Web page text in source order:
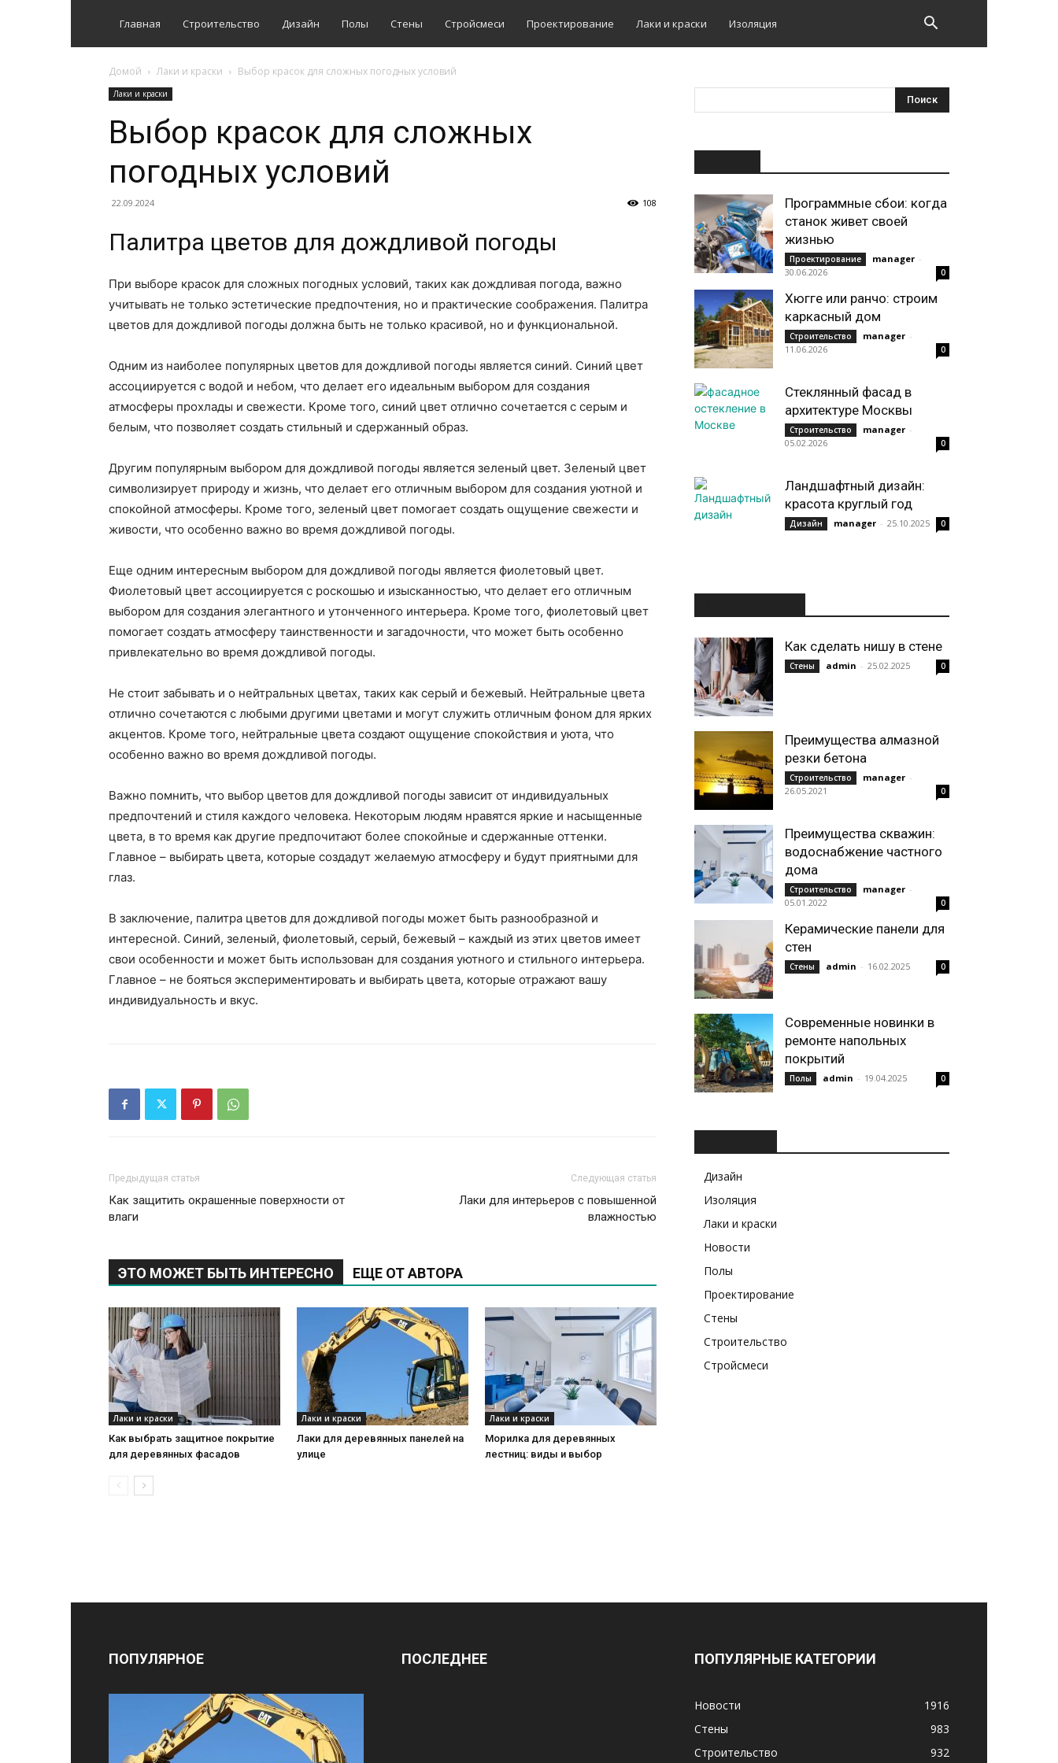
Главная Строительство Дизайн Полы Стены Стройсмеси Проектирование Лаки и краски Изоляция
Домой Лаки и краски Выбор красок для сложных погодных условий
Лаки и краски
Выбор красок для сложных
погодных условий
22.09.2024 108
Палитра цветов для дождливой погоды
При выборе красок для сложных погодных условий, таких как дождливая погода, важно
учитывать не только эстетические предпочтения, но и практические соображения. Палитра
цветов для дождливой погоды должна быть не только красивой, но и функциональной.
Одним из наиболее популярных цветов для дождливой погоды является синий. Синий цвет
ассоциируется с водой и небом, что делает его идеальным выбором для создания
атмосферы прохлады и свежести. Кроме того, синий цвет отлично сочетается с серым и
белым, что позволяет создать стильный и сдержанный образ.
Другим популярным выбором для дождливой погоды является зеленый цвет. Зеленый цвет
символизирует природу и жизнь, что делает его отличным выбором для создания уютной и
спокойной атмосферы. Кроме того, зеленый цвет помогает создать ощущение свежести и
живости, что особенно важно во время дождливой погоды.
Еще одним интересным выбором для дождливой погоды является фиолетовый цвет.
Фиолетовый цвет ассоциируется с роскошью и изысканностью, что делает его отличным
выбором для создания элегантного и утонченного интерьера. Кроме того, фиолетовый цвет
помогает создать атмосферу таинственности и загадочности, что может быть особенно
привлекательно во время дождливой погоды.
Не стоит забывать и о нейтральных цветах, таких как серый и бежевый. Нейтральные цвета
отлично сочетаются с любыми другими цветами и могут служить отличным фоном для ярких
акцентов. Кроме того, нейтральные цвета создают ощущение спокойствия и уюта, что
особенно важно во время дождливой погоды.
Важно помнить, что выбор цветов для дождливой погоды зависит от индивидуальных
предпочтений и стиля каждого человека. Некоторым людям нравятся яркие и насыщенные
цвета, в то время как другие предпочитают более спокойные и сдержанные оттенки.
Главное – выбирать цвета, которые создадут желаемую атмосферу и будут приятными для
глаз.
В заключение, палитра цветов для дождливой погоды может быть разнообразной и
интересной. Синий, зеленый, фиолетовый, серый, бежевый – каждый из этих цветов имеет
свои особенности и может быть использован для создания уютного и стильного интерьера.
Главное – не бояться экспериментировать и выбирать цвета, которые отражают вашу
индивидуальность и вкус.
Предыдущая статья
Как защитить окрашенные поверхности от
влаги
Следующая статья
Лаки для интерьеров с повышенной
влажностью
ЭТО МОЖЕТ БЫТЬ ИНТЕРЕСНО ЕЩЕ ОТ АВТОРА
Лаки и краски
Как выбрать защитное покрытие
для деревянных фасадов
Лаки и краски
Лаки для деревянных панелей на
улице
Лаки и краски
Морилка для деревянных
лестниц: виды и выбор
Программные сбои: когда
станок живет своей
жизнью
Проектирование manager -
30.06.2026
0
Хюгге или ранчо: строим
каркасный дом
Строительство manager -
11.06.2026
0
Стеклянный фасад в
архитектуре Москвы
Строительство manager -
05.02.2026
0
Ландшафтный дизайн:
красота круглый год
Дизайн manager - 25.10.2025 0
Как сделать нишу в стене
Стены admin - 25.02.2025 0
Преимущества алмазной
резки бетона
Строительство manager -
26.05.2021
0
Преимущества скважин:
водоснабжение частного
дома
Строительство manager -
05.01.2022
0
Керамические панели для
стен
Стены admin - 16.02.2025 0
Современные новинки в
ремонте напольных
покрытий
Полы admin - 19.04.2025 0
Дизайн
Изоляция
Лаки и краски
Новости
Полы
Проектирование
Стены
Строительство
Стройсмеси
ПОПУЛЯРНОЕ ПОСЛЕДНЕЕ ПОПУЛЯРНЫЕ КАТЕГОРИИ
Новости
1916
Стены
983
Строительство
932